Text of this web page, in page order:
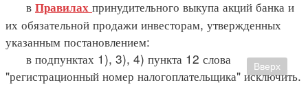
в Правилах принудительного выкупа акций банка и
их обязательной продажи инвесторам, утвержденных
указанным постановлением:
в подпунктах 1), 3), 4) пункта 12 слова
"регистрационный номер налогоплательщика" исключить.
Вверх